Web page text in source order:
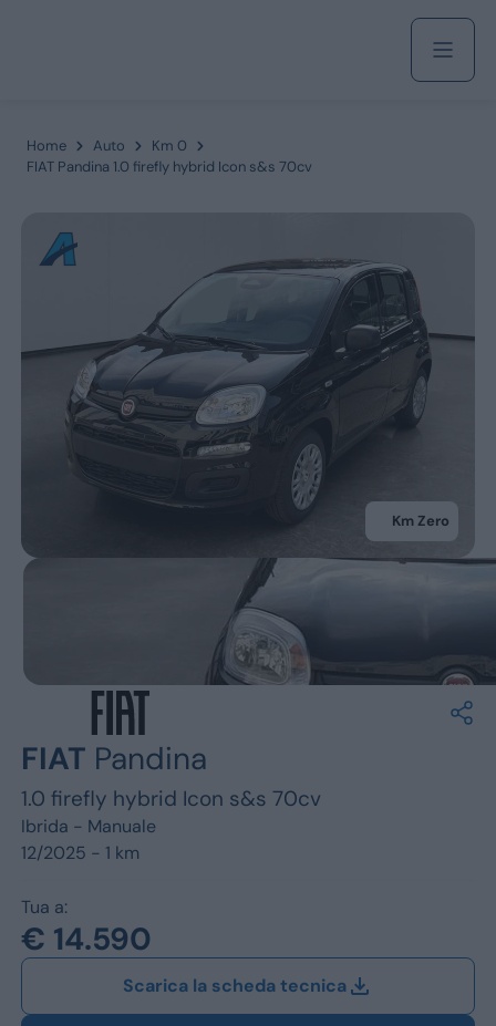
Servizi
Marchi
Fiat
Jeep
Renault
Vedi tutti i marchi
Home Auto
Km 0
FIAT Pandina 1.0 firefly hybrid Icon s&s 70cv
Km Zero
FIAT Pandina
1.0 firefly hybrid Icon s&s 70cv
Ibrida - Manuale
12/2025 - 1 km
Tua a:
€ 14.590
Scarica la scheda tecnica